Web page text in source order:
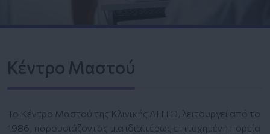
Κέντρο Μαστού
Το Κέντρο Μαστού της Κλινικής ΛΗΤΩ, λειτουργεί από το
1986, παρουσιάζοντας μια ιδιαιτέρως επιτυχημένη πορεία